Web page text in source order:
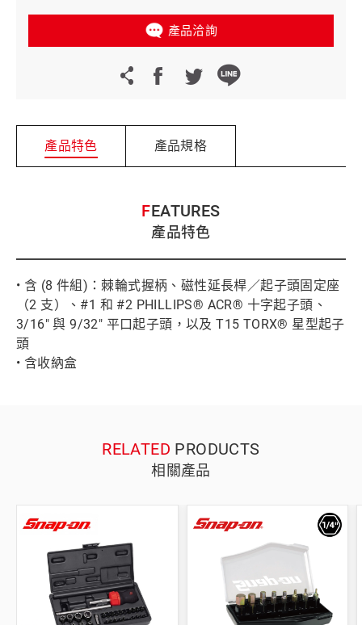
產品洽詢
產品特色 產品規格
FEATURES
產品特色
• 含 (8 件組)：棘輪式握柄、磁性延長桿／起子頭固定座
（2 支）、#1 和 #2 PHILLIPS® ACR® 十字起子頭、
3/16" 與 9/32" 平口起子頭，以及 T15 TORX® 星型起子
頭
• 含收納盒
RELATED PRODUCTS
相關產品